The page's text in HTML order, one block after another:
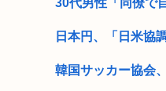
30代男性「同僚で
日本円、「日米協
韓国サッカー協会